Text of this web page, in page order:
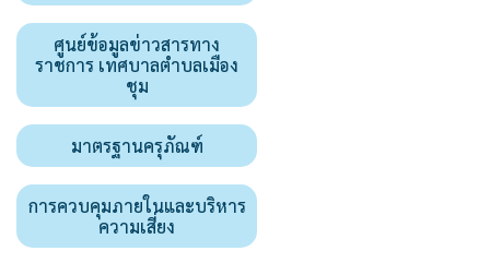
ศูนย์ข้อมูลข่าวสารทาง
ราชการ เทศบาลตำบลเมือง
ชุม
มาตรฐานครุภัณฑ์
การควบคุมภายในและบริหาร
ความเสี่ยง